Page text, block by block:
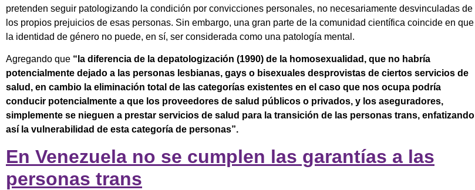
pretenden seguir patologizando la condición por convicciones personales, no necesariamente desvinculadas de
los propios prejuicios de esas personas. Sin embargo, una gran parte de la comunidad científica coincide en que
la identidad de género no puede, en sí, ser considerada como una patología mental.
Agregando que “la diferencia de la depatologización (1990) de la homosexualidad, que no habría
potencialmente dejado a las personas lesbianas, gays o bisexuales desprovistas de ciertos servicios de
salud, en cambio la eliminación total de las categorías existentes en el caso que nos ocupa podría
conducir potencialmente a que los proveedores de salud públicos o privados, y los aseguradores,
simplemente se nieguen a prestar servicios de salud para la transición de las personas trans, enfatizando
así la vulnerabilidad de esta categoría de personas”.
En Venezuela no se cumplen las garantías a las
personas trans